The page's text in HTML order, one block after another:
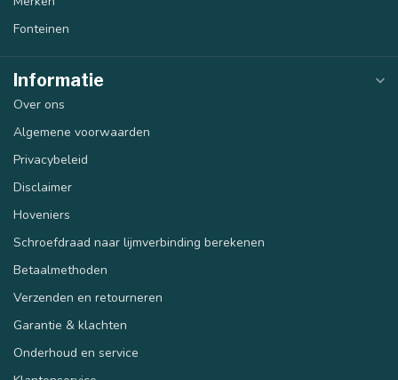
Fonteinen
Informatie
Over ons
Algemene voorwaarden
Privacybeleid
Disclaimer
Hoveniers
Schroefdraad naar lijmverbinding berekenen
Betaalmethoden
Verzenden en retourneren
Garantie & klachten
Onderhoud en service